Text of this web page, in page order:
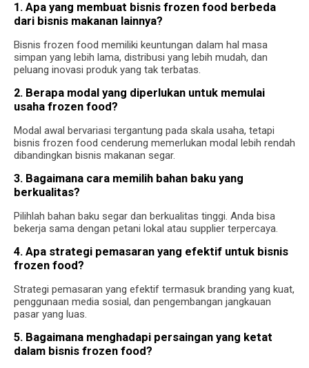
1. Apa yang membuat bisnis frozen food berbeda
dari bisnis makanan lainnya?
Bisnis frozen food memiliki keuntungan dalam hal masa
simpan yang lebih lama, distribusi yang lebih mudah, dan
peluang inovasi produk yang tak terbatas.
2. Berapa modal yang diperlukan untuk memulai
usaha frozen food?
Modal awal bervariasi tergantung pada skala usaha, tetapi
bisnis frozen food cenderung memerlukan modal lebih rendah
dibandingkan bisnis makanan segar.
3. Bagaimana cara memilih bahan baku yang
berkualitas?
Pilihlah bahan baku segar dan berkualitas tinggi. Anda bisa
bekerja sama dengan petani lokal atau supplier terpercaya.
4. Apa strategi pemasaran yang efektif untuk bisnis
frozen food?
Strategi pemasaran yang efektif termasuk branding yang kuat,
penggunaan media sosial, dan pengembangan jangkauan
pasar yang luas.
5. Bagaimana menghadapi persaingan yang ketat
dalam bisnis frozen food?